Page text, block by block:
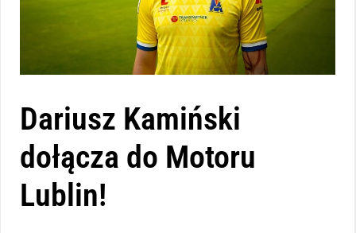
Dariusz Kamiński
dołącza do Motoru
Lublin!